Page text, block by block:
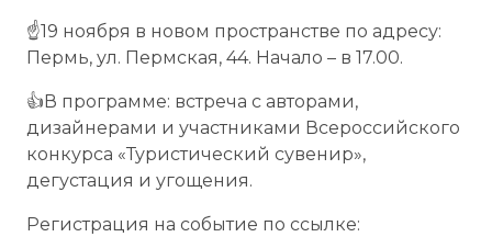
☝19 ноября в новом пространстве по адресу:
Пермь, ул. Пермская, 44. Начало – в 17.00.
👍В программе: встреча с авторами,
дизайнерами и участниками Всероссийского
конкурса «Туристический сувенир»,
дегустация и угощения.
Регистрация на событие по ссылке: